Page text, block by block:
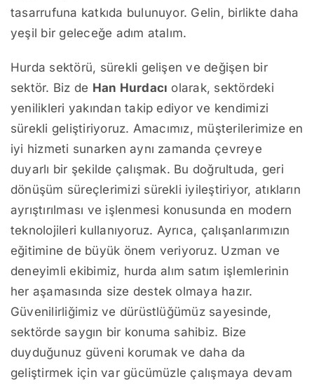
tasarrufuna katkıda bulunuyor. Gelin, birlikte daha
yeşil bir geleceğe adım atalım.
Hurda sektörü, sürekli gelişen ve değişen bir
sektör. Biz de Han Hurdacı olarak, sektördeki
yenilikleri yakından takip ediyor ve kendimizi
sürekli geliştiriyoruz. Amacımız, müşterilerimize en
iyi hizmeti sunarken aynı zamanda çevreye
duyarlı bir şekilde çalışmak. Bu doğrultuda, geri
dönüşüm süreçlerimizi sürekli iyileştiriyor, atıkların
ayrıştırılması ve işlenmesi konusunda en modern
teknolojileri kullanıyoruz. Ayrıca, çalışanlarımızın
eğitimine de büyük önem veriyoruz. Uzman ve
deneyimli ekibimiz, hurda alım satım işlemlerinin
her aşamasında size destek olmaya hazır.
Güvenilirliğimiz ve dürüstlüğümüz sayesinde,
sektörde saygın bir konuma sahibiz. Bize
duyduğunuz güveni korumak ve daha da
geliştirmek için var gücümüzle çalışmaya devam